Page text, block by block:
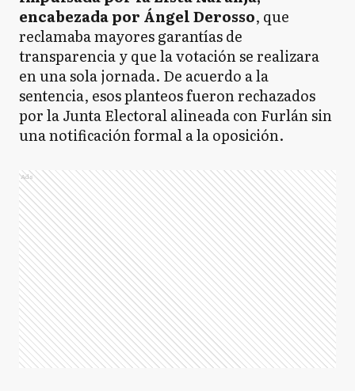
encabezada por Ángel Derosso, que
reclamaba mayores garantías de
transparencia y que la votación se realizara
en una sola jornada. De acuerdo a la
sentencia, esos planteos fueron rechazados
por la Junta Electoral alineada con Furlán sin
una notificación formal a la oposición.
Ads